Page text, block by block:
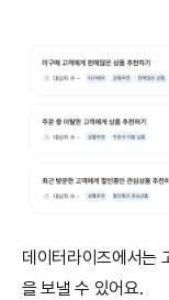
데이터라이즈에서는
을 보낼 수 있어요.